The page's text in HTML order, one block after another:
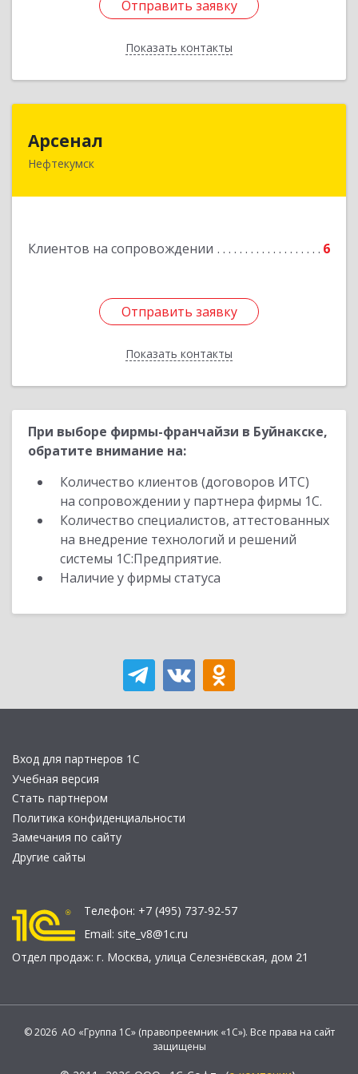
Отправить заявку
Показать контакты
Отправить заявку
Назад
Арсенал
Нефтекумск
Клиентов на сопровождении 6
Отправить заявку
Показать контакты
Отправить заявку
Назад
При выборе фирмы-франчайзи в Буйнакске,
обратите внимание на:
Количество клиентов (договоров ИТС)
на сопровождении у партнера фирмы 1С.
Количество специалистов, аттестованных
на внедрение технологий и решений
системы 1С:Предприятие.
Наличие у фирмы статуса
Вход для партнеров 1С
Учебная версия
Стать партнером
Политика конфиденциальности
Замечания по сайту
Другие сайты
Телефон: +7 (495) 737-92-57
Email: site_v8@1c.ru
Отдел продаж: г. Москва, улица Селезнёвская, дом 21
© 2026 АО «Группа 1С» (правопреемник «1С»). Все права на сайт
защищены